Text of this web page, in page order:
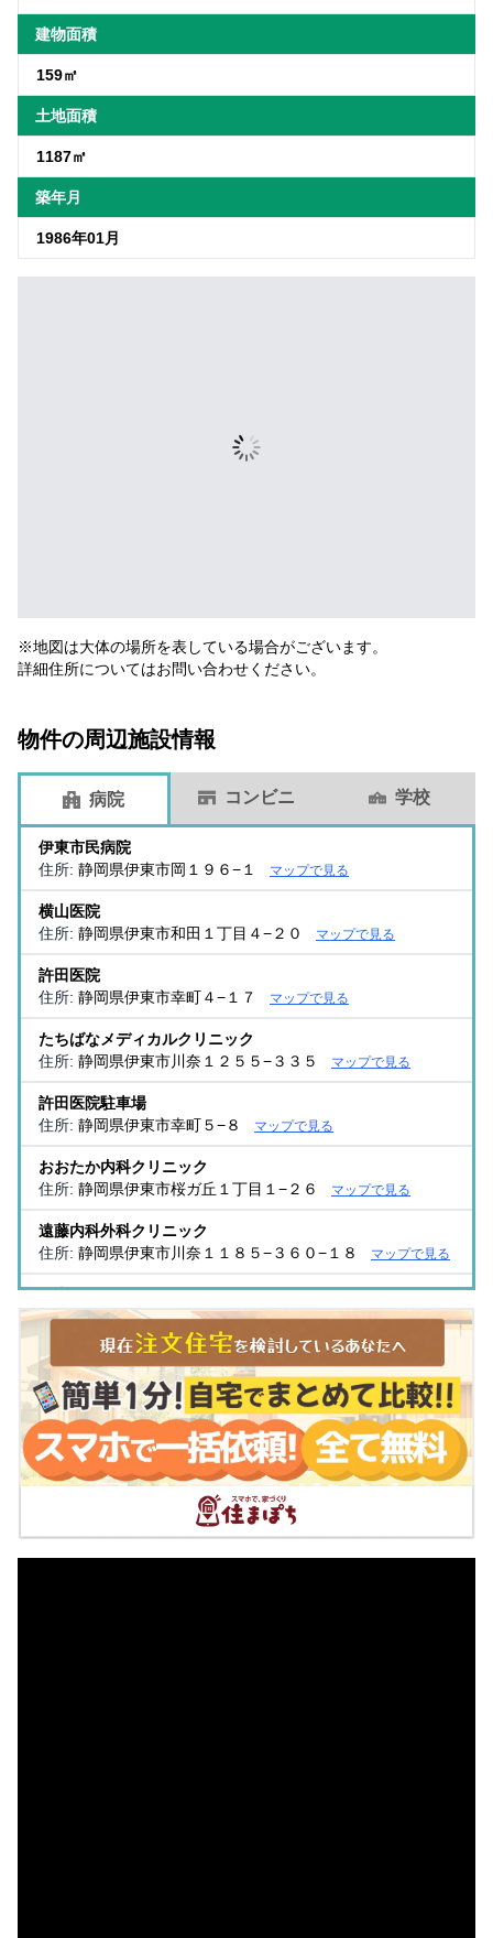
建物面積
159㎡
土地面積
1187㎡
築年月
1986年01月
※地図は大体の場所を表している場合がございます。
詳細住所についてはお問い合わせください。
物件の周辺施設情報
病院 コンビニ 学校
伊東市民病院
住所: 静岡県伊東市岡１９６−１ マップで見る
横山医院
住所: 静岡県伊東市和田１丁目４−２０ マップで見る
許田医院
住所: 静岡県伊東市幸町４−１７ マップで見る
たちばなメディカルクリニック
住所: 静岡県伊東市川奈１２５５−３３５ マップで見る
許田医院駐車場
住所: 静岡県伊東市幸町５−８ マップで見る
おおたか内科クリニック
住所: 静岡県伊東市桜ガ丘１丁目１−２６ マップで見る
遠藤内科外科クリニック
住所: 静岡県伊東市川奈１１８５−３６０−１８ マップで見る
伊東ヘルスサポート クリニック
住所:静岡県伊東市玖須美元和田７２０−１４３ マップで見
なぎさクリニック
住所:静岡県伊東市湯川２丁目１６−２４ マップで見る
伊東胃腸科クリニック
住所:
静岡県伊東市松原湯端町１−１６ マップで見る
はぁとふる内科・泌尿器科
静岡県伊東市川奈１２２５−２３１